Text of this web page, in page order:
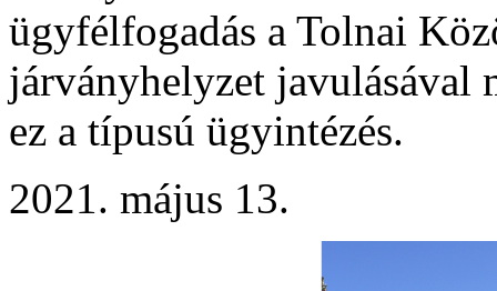
ügyfélfogadás a Tolnai
járványhelyzet javulásával
ez a típusú ügyintézés.
2021. május 13.